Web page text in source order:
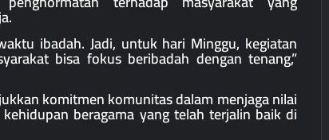
ibadah. Jadi, untuk hari Minggu, kegiatan
bisa fokus beribadah dengan tenang,”
komitmen komunitas dalam menjaga nilai
beragama yang telah terjalin baik di